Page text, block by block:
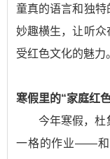
童真的语言和独特
妙趣横生，让听
受红色文化的魅力
寒假里的“家庭红
今年寒假，杜
一格的作业——和